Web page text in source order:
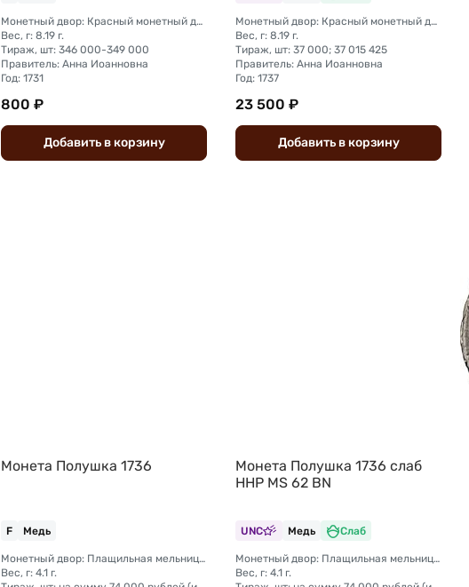
Монетный двор: Красный монетный двор (Москва)
Вес, г: 8.19 г.
Тираж, шт: 346 000-349 000
Правитель: Анна Иоанновна
Год: 1731
800 ₽
Добавить вкорзину
Монетный двор: Красный монетный двор (Москва); Екатеринбургский монетный двор
Вес, г: 8.19 г.
Тираж, шт: 37 000; 37 015 425
Правитель: Анна Иоанновна
Год: 1737
23 500 ₽
Добавить вкорзину
Монета Полушка 1736
F Медь
Монетный двор: Плащильная мельница на р. Яузе; Екатеринбургский монетный двор
Вес, г: 4.1 г.
Монета Полушка 1736 слаб
ННР MS 62 BN
UNC Медь Слаб
Монетный двор: Плащильная мельница на р. Яузе; Екатеринбургский монетный двор
Вес, г: 4.1 г.